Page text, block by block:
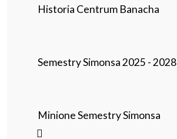
Historia Centrum Banacha
Semestry Simonsa 2025 - 2028
Minione Semestry Simonsa